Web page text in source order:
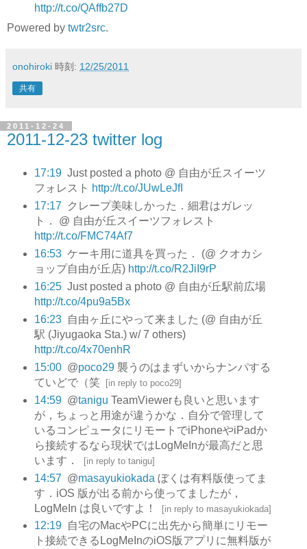
http://t.co/QAffb27D
Powered by twtr2src.
onohiroki 時刻: 12/25/2011
共有
2011-12-24
2011-12-23 twitter log
17:19 Just posted a photo @ 自由が丘スイーツ
フォレスト http://t.co/JUwLeJfI
17:17
クレープ美味しかった．細君はガレッ
ト． @ 自由が丘スイーツフォレスト
http://t.co/FMC74Af7
16:53 ケーキ用に道具を買った． (@ クオカシ
ョップ自由が丘店) http://t.co/R2JiI9rP
16:25 Just posted a photo @ 自由が丘駅前広場
http://t.co/4pu9a5Bx
16:23
自由ヶ丘にやって来ました (@ 自由が丘
駅 (Jiyugaoka Sta.) w/ 7 others)
http://t.co/4x70enhR
15:00 @poco29襲うのはまずいからナンパする
ていどで（笑[in reply to poco29]
14:59 @tanigu TeamViewerも良いと思います
が，ちょっと用途が違うかな．自分で管理して
いるコンピュータにリモートでiPhoneやiPadか
ら接続するなら現状ではLogMeInが最高だと思
います．
[in reply to tanigu]
14:57 @masayukiokada ぼくは有料版使ってま
す．iOS 版が出る前から使ってましたが，
LogMeIn は良いですよ！
[in reply to masayukiokada]
12:19
自宅のMacやPCに出先から簡単にリモー
ト接続できるLogMeInのiOS版アプリに無料版が